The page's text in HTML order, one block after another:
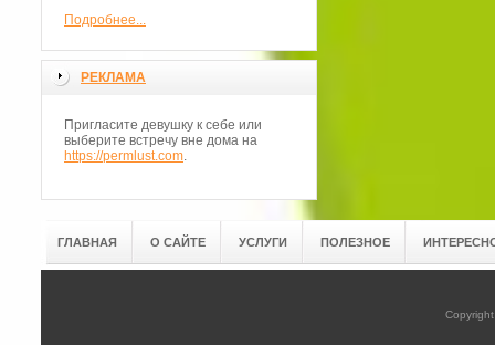
Подробнее...
РЕКЛАМА
Пригласите девушку к себе или
выберите встречу вне дома на
https://permlust.com.
ГЛАВНАЯ О САЙТЕ УСЛУГИ ПОЛЕЗНОЕ